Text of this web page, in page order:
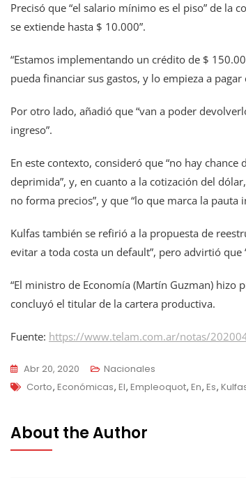
Precisó que “el salario mínimo es el piso” de la
se extiende hasta $ 10.000”.
“Estamos implementando un crédito de $
pueda financiar sus gastos, y lo empieza a
Por otro lado, añadió que “van a poder
ingreso”.
En este contexto, consideró que “no hay
deprimida”, y, en cuanto a la cotización del
no forma precios”, y que “lo que marca la
Kulfas también se refirió a la propuesta de
evitar a toda costa un default”, pero advirtió
“El ministro de Economía (Martín Guzman) hizo
concluyó el titular de la cartera productiva.
Fuente: https://www.telam.com.ar/notas/
Abr 20, 2020
Nacionales
Tags
Corto, Económicas, El, Empleoquot, En, Es,
About the Author